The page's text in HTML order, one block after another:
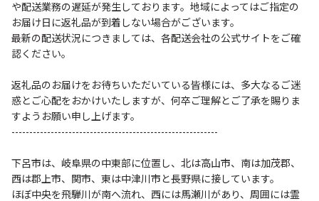
や配送業務の遅延が発生しております。地域によってはご指定の
お届け日に返礼品が到着しない場合がございます。
最新の配送状況につきましては、各配送会社の公式サイトをご確
認ください。
返礼品のお届けをお待ちいただいている皆様には、多大なるご迷
惑とご心配をおかけいたしますが、何卒ご理解とご了承を賜りま
すようお願い申し上げます。
----------------------------------------------------------
下呂市は、岐阜県の中東部に位置し、北は高山市、南は加茂郡、
西は郡上市、関市、東は中津川市と長野県に接しています。
ほぼ中央を飛騨川が南へ流れ、西には馬瀬川があり、周囲には霊